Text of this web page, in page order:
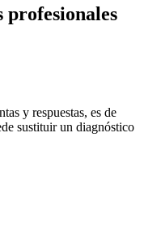
profesionales
y respuestas, es de
sustituir un diagnóstico